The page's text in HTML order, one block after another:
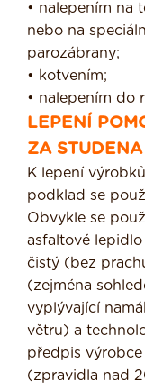
• nalepením na
nebo na
parozábrany;
• kotvením;
• nalepením do
LEPENÍ
ZA STUDENA
K lepení
podklad se
Obvykle se
asfaltové
čis­tý (bez
(zejména
vyplývající
větru) a
předpis
(zpravidla nad